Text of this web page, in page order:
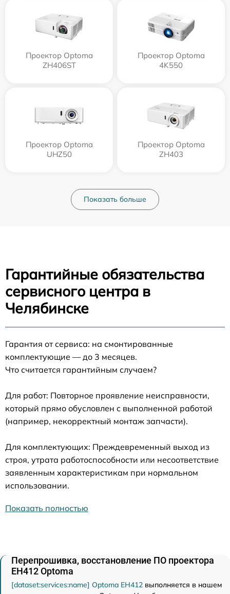
Проектор Optoma
ZH406ST
Проектор Optoma
4K550
Проектор Optoma
UHZ50
Проектор Optoma
ZH403
Показать больше
Гарантийные обязательства
сервисного центра в
Челябинске
Гарантия от сервиса: на смонтированные
комплектующие — до 3 месяцев.
Что считается гарантийным случаем?
Для работ: Повторное проявление неисправности,
который прямо обусловлен с выполненной работой
(например, некорректный монтаж запчасти).
Для комплектующих: Преждевременный выход из
строя, утрата работоспособности или несоответствие
заявленным характеристикам при нормальном
использовании.
Показать полностью
Перепрошивка, восстановление ПО проектора
EH412 Optoma
[dataset:services:name] Optoma EH412 выполняется в нашем